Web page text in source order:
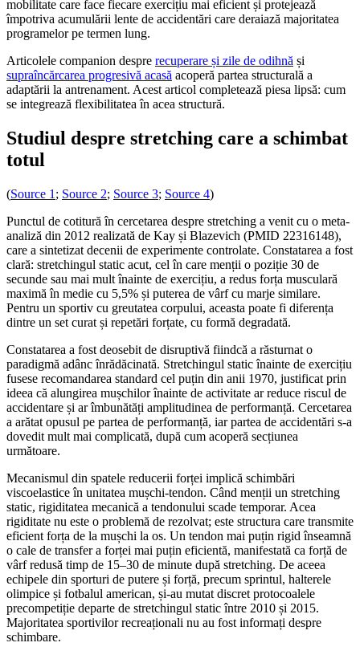
mobilitate care face fiecare exercițiu mai eficient și protejează
împotriva acumulării lente de accidentări care deraiază majoritatea
programelor pe termen lung.
Articolele companion despre recuperare și zile de odihnă și
supraîncărcarea progresivă acasă acoperă partea structurală a
adaptării la antrenament. Acest articol completează piesa lipsă: cum
se integrează flexibilitatea în acea structură.
Studiul despre stretching care a schimbat
totul
(Source 1 ; Source 2; Source 3; Source 4)
Punctul de cotitură în cercetarea despre stretching a venit cu o meta-
analiză din 2012 realizată de Kay și Blazevich (PMID 22316148),
care a sintetizat decenii de experimente controlate. Constatarea a fost
clară: stretchingul static acut, cel în care menții o poziție 30 de
secunde sau mai mult înainte de exercițiu, a redus forța musculară
maximă în medie cu 5,5% și puterea de vârf cu marje similare.
Pentru un sportiv cu greutatea corpului, aceasta poate fi diferența
dintre un set curat și repetări forțate, cu formă degradată.
Constatarea a fost deosebit de disruptivă fiindcă a răsturnat o
paradigmă adânc înrădăcinată. Stretchingul static înainte de exercițiu
fusese recomandarea standard cel puțin din anii 1970, justificat prin
ideea că alungirea mușchilor înainte de activitate ar reduce riscul de
accidentare și ar îmbunătăți amplitudinea de performanță. Cercetarea
a arătat opusul pe partea de performanță, iar partea de accidentări s-a
dovedit mult mai complicată, după cum acoperă secțiunea
următoare.
Mecanismul din spatele reducerii forței implică schimbări
viscoelastice în unitatea mușchi-tendon. Când menții un stretching
static, rigiditatea mecanică a tendonului scade temporar. Acea
rigiditate nu este o problemă de rezolvat; este structura care transmite
eficient forța de la mușchi la os. Un tendon mai puțin rigid înseamnă
o cale de transfer a forței mai puțin eficientă, manifestată ca forță de
vârf redusă timp de 15–30 de minute după stretching. De aceea
echipele din sporturi de putere și forță, precum sprintul, halterele
olimpice și fotbalul american, și-au mutat discret protocoalele
precompetiție departe de stretchingul static între 2010 și 2015.
Majoritatea sportivilor recreaționali nu au fost informați despre
schimbare.